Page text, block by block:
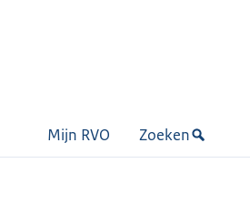
Mijn RVO Zoeken